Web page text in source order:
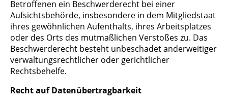
Betroffenen ein Beschwerderecht bei einer
Aufsichtsbehörde, insbesondere in dem Mitgliedstaat
ihres gewöhnlichen Aufenthalts, ihres Arbeitsplatzes
oder des Orts des mutmaßlichen Verstoßes zu. Das
Beschwerderecht besteht unbeschadet anderweitiger
verwaltungsrechtlicher oder gerichtlicher
Rechtsbehelfe.
Recht auf Datenübertragbarkeit